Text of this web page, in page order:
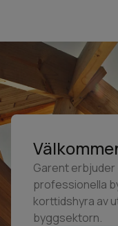
Garent
professionella
korttidshyra av
byggsektorn.